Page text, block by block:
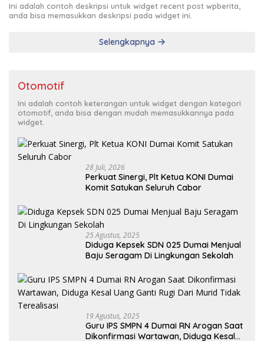
Ini adalah contoh deskripsi untuk widget recent post wpberita,
anda bisa memasukkan deskripsi pada widget ini.
Selengkapnya
Otomotif
Ini adalah contoh keterangan untuk widget dengan kategori
otomotif, anda bisa dengan mudah memasukkannya pada
widget.
28 Juli, 2026
Perkuat Sinergi, Plt Ketua KONI Dumai
Komit Satukan Seluruh Cabor
25 Agustus, 2025
Diduga Kepsek SDN 025 Dumai Menjual
Baju Seragam Di Lingkungan Sekolah
19 Agustus, 2025
Guru IPS SMPN 4 Dumai RN Arogan Saat
Dikonfirmasi Wartawan, Diduga Kesal